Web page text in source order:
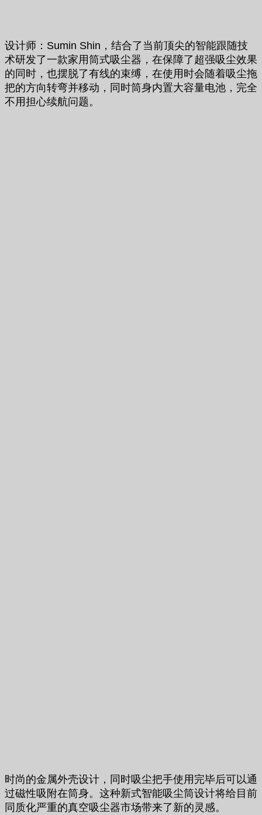
设计师：Sumin Shin，结合了当前顶尖的智能跟随技
术研发了一款家用筒式吸尘器，在保障了超强吸尘效果
的同时，也摆脱了有线的束缚，在使用时会随着吸尘拖
把的方向转弯并移动，同时筒身内置大容量电池，完全
不用担心续航问题。
时尚的金属外壳设计，同时吸尘把手使用完毕后可以通
过磁性吸附在筒身。这种新式智能吸尘筒设计将给目前
同质化严重的真空吸尘器市场带来了新的灵感。